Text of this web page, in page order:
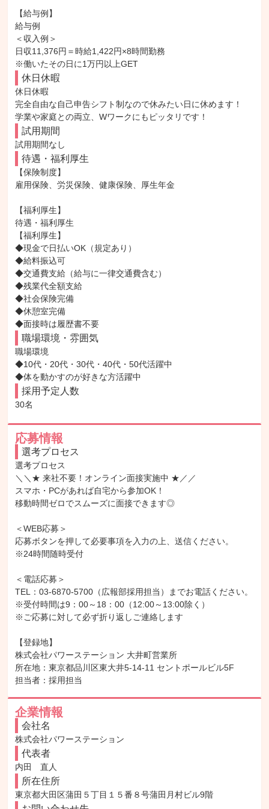
【給与例】
給与例
＜収入例＞
日収11,376円＝時給1,422円×8時間勤務
※働いたその日に1万円以上GET
休日休暇
休日休暇
完全自由な自己申告シフト制なので休みたい日に休めます！
学業や家庭との両立、Wワークにもピッタリです！
試用期間
試用期間なし
待遇・福利厚生
【保険制度】
雇用保険、労災保険、健康保険、厚生年金
【福利厚生】
待遇・福利厚生
【福利厚生】
◆現金で日払いOK（規定あり）
◆給料振込可
◆交通費支給（給与に一律交通費含む）
◆残業代全額支給
◆社会保険完備
◆休憩室完備
◆面接時は履歴書不要
職場環境・雰囲気
職場環境
◆10代・20代・30代・40代・50代活躍中
◆体を動かすのが好きな方活躍中
採用予定人数
30名
応募情報
選考プロセス
選考プロセス
＼＼★ 来社不要！オンライン面接実施中 ★／／
スマホ・PCがあれば自宅から参加OK！
移動時間ゼロでスムーズに面接できます◎
＜WEB応募＞
応募ボタンを押して必要事項を入力の上、送信ください。
※24時間随時受付
＜電話応募＞
TEL：03-6870-5700（広報部採用担当）までお電話ください。
※受付時間は9：00～18：00（12:00～13:00除く）
※ご応募に対して必ず折り返しご連絡します
【登録地】
株式会社パワーステーション 大井町営業所
所在地：東京都品川区東大井5-14-11 セントポールビル5F
担当者：採用担当
企業情報
会社名
株式会社パワーステーション
代表者
内田　直人
所在住所
東京都大田区蒲田５丁目１５番８号蒲田月村ビル9階